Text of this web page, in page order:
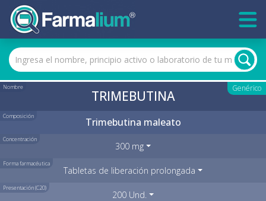
Nombre Genérico
TRIMEBUTINA
Composición Trimebutina maleato
Concentración
300 mg
Forma farmacéutica
Tabletas de liberación prolongada
Presentación (C20)
200 Und.